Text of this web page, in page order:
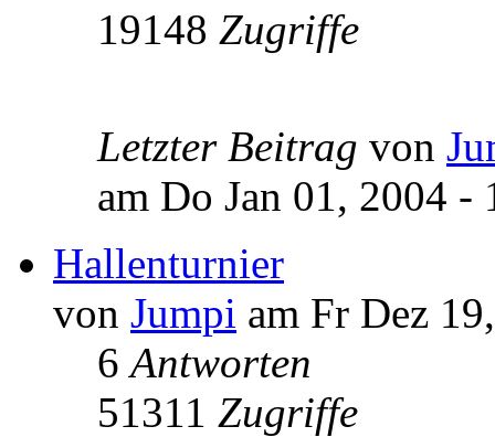
19148 Zugriffe
Letzter Beitrag von
am Do Jan 01, 2004 -
Hallenturnier
von Jumpi am Fr Dez
6Antworten
51311 Zugriffe